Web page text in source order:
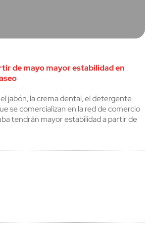
de mayo mayor estabilidad en
jabón, la crema dental, el detergente
se comercializan en la red de comercio
tendrán mayor estabilidad a partir de